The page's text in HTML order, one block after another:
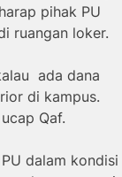
pihak PU
ruangan loker.
ada dana
di kampus.
Qaf.
dalam kondisi